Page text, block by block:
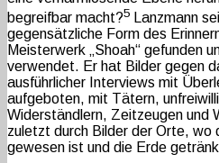
begreifbar macht?5 Lanzmann
gegensätzliche Form des
Meisterwerk „Shoah“ gefunden
verwendet. Er hat Bilder gegen
ausführlicher Interviews mit
aufgeboten, mit Tätern,
Widerständlern, Zeitzeugen und
zuletzt durch Bilder der Orte, wo
gewesen ist und die Erde